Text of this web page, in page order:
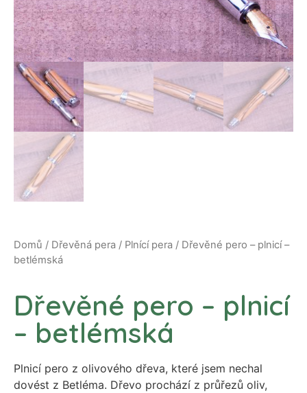
Domů / Dřevěná pera / Plnící pera / Dřevěné pero – plnicí –
betlémská
Dřevěné pero – plnicí
– betlémská
Plnicí pero z olivového dřeva, které jsem nechal
dovést z Betléma. Dřevo prochází z průřezů oliv,